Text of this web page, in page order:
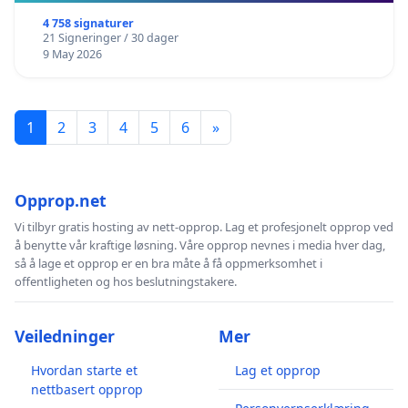
4 758 signaturer
21 Signeringer / 30 dager
9 May 2026
1 2 3 4 5 6 »
Opprop.net
Vi tilbyr gratis hosting av nett-opprop. Lag et profesjonelt opprop ved
å benytte vår kraftige løsning. Våre opprop nevnes i media hver dag,
så å lage et opprop er en bra måte å få oppmerksomhet i
offentligheten og hos beslutningstakere.
Veiledninger
Hvordan starte et
nettbasert opprop
Mer
Lag et opprop